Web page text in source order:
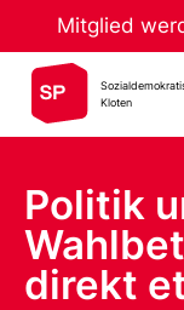
Mitglied
Kloten
Politik
direkt